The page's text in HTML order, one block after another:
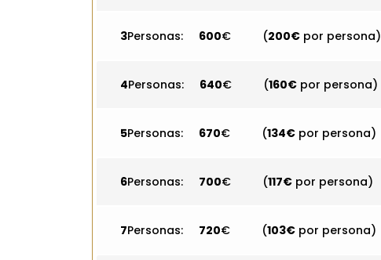
3Personas: 600€ (200€ por persona)
4Personas: 640€ (160€ por persona)
5Personas: 670€ (134€ por persona)
6Personas: 700€ (117€ por persona)
7Personas: 720€ (103€ por persona)